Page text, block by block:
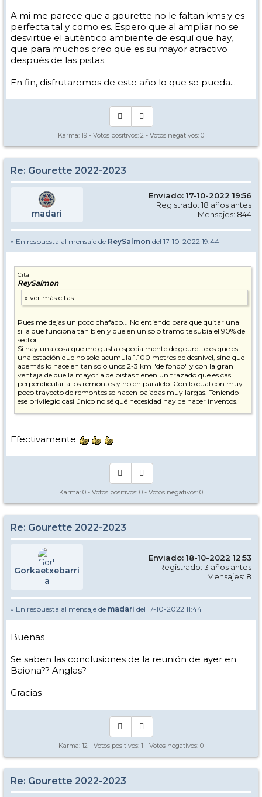
A mi me parece que a gourette no le faltan kms y es
perfecta tal y como es. Espero que al ampliar no se
desvirtúe el auténtico ambiente de esquí que hay,
que para muchos creo que es su mayor atractivo
después de las pistas.
En fin, disfrutaremos de este año lo que se pueda...
Karma: 19 - Votos positivos: 2 - Votos negativos: 0
Re: Gourette 2022-2023
madari
Enviado: 17-10-2022 19:56
Registrado: 18 años antes
Mensajes: 844
» En respuesta al mensaje de ReySalmon del 17-10-2022 19:44
Cita
ReySalmon
Pues me dejas un poco chafado... No entiendo para que quitar una
silla que funciona tan bien y que en un solo tramo te subía el 90% del
sector.
Si hay una cosa que me gusta especialmente de gourette es que es
una estación que no solo acumula 1.100 metros de desnivel, sino que
además lo hace en tan solo unos 2-3 km "de fondo" y con la gran
ventaja de que la mayoría de pistas tienen un trazado que es casi
perpendicular a los remontes y no en paralelo. Con lo cual con muy
poco trayecto de remontes se hacen bajadas muy largas. Teniendo
ese privilegio casi único no sé qué necesidad hay de hacer inventos.
de esquí que hay, que para muchos creo que es su mayor atractivo
después de las pistas.
En fin, disfrutaremos de este año lo que se pueda...
Efectivamente
Karma: 0 - Votos positivos: 0 - Votos negativos: 0
Re: Gourette 2022-2023
Gorkaetxebarri
a
Enviado: 18-10-2022 12:53
Registrado: 3 años antes
Mensajes: 8
» En respuesta al mensaje de madari del 17-10-2022 11:44
Buenas
Se saben las conclusiones de la reunión de ayer en
Baiona?? Anglas?
Gracias
Karma: 12 - Votos positivos: 1 - Votos negativos: 0
Re: Gourette 2022-2023